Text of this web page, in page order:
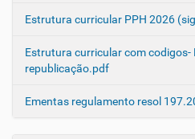
Estrutura curricular PPH 2026
Estrutura curricular com codigos-
republicação.pdf
Ementas regulamento resol